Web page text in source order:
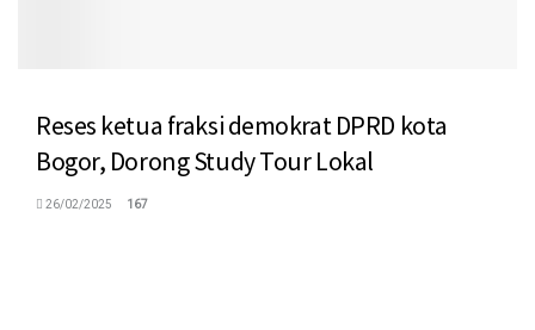
Reses ketua fraksi demokrat DPRD kota
Bogor, Dorong Study Tour Lokal
26/02/2025 167